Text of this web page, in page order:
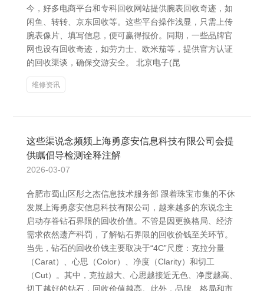
今，好多电商平台和专科回收网站提供腕表回收奇迹，如
闲鱼、转转、京东回收等。这些平台操作浅显，只需上传
腕表像片、填写信息，便可赢得报价。同期，一些品牌官
网也设有回收奇迹，如劳力士、欧米茄等，提供官方认证
的回收渠谈，确保交游安全。 北京电子(昆
维修资讯
这些渠说念频频上海勇彦安信息科技有限公司会提
供瞩倡导检测诠释注解
2026-03-07
合肥市蜀山区彤之杰信息技术服务部 跟着珠宝市集的不休
发展上海勇彦安信息科技有限公司，越来越多的东说念主
启动存眷钻石界限的回收价值。不管是因更换格局、经济
需求依然遗产科罚，了解钻石界限的回收价钱至关环节。
当先，钻石的回收价钱主要取决于“4C”尺度：克拉分量
（Carat）、心思（Color）、净度（Clarity）和切工
（Cut）。其中，克拉越大、心思越接近无色、净度越高、
切工越好的钻石，回收价值越高。此外，品牌、格局和市